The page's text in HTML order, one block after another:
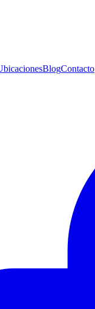
BlogContacto